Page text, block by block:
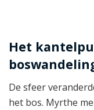
Het
De sfeer
het bos. Myrthe